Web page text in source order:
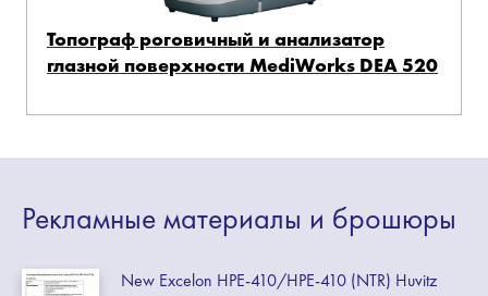
Топограф роговичный и анализатор
глазной поверхности MediWorks DEA 520
Рекламные материалы и брошюры
New Excelon HPE-410/HPE-410 (NTR) Huvitz